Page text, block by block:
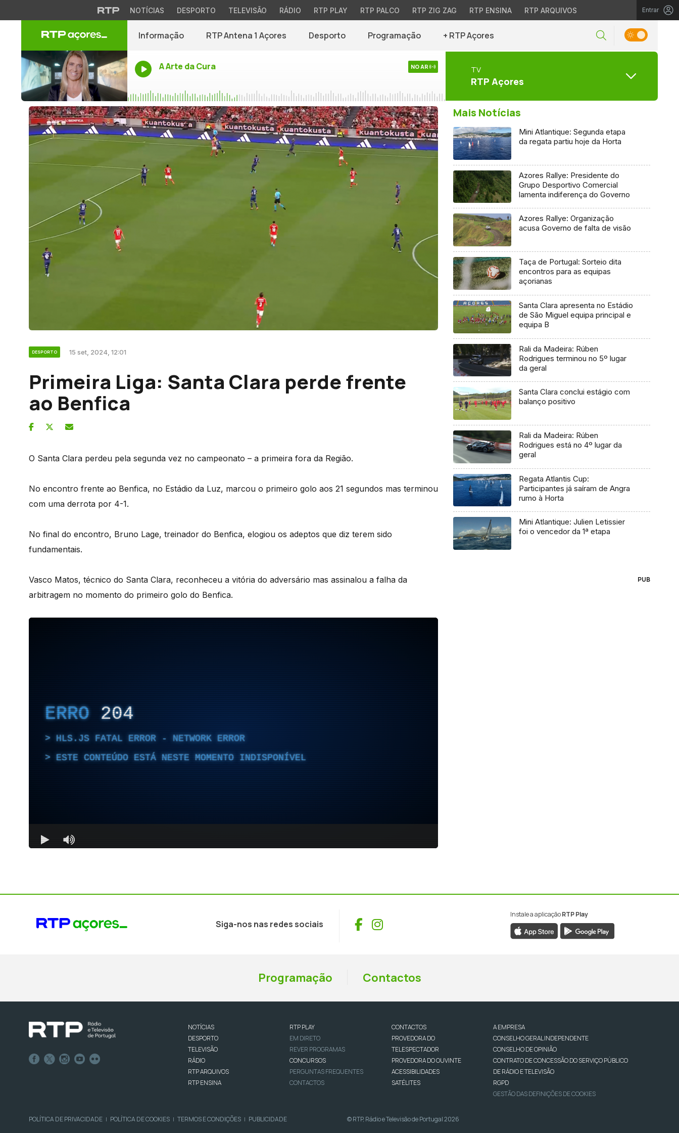
NOTÍCIAS DESPORTO TELEVISÃO RÁDIO RTP PLAY RTP PALCO RTP ZIG ZAG RTP ENSINA RTP ARQUIVOS Entrar
Informação RTP Antena 1 Açores Desporto Programação + RTP Açores
A Arte da Cura NO AR TV
RTP Açores
DESPORTO 15 set, 2024, 12:01
Primeira Liga: Santa Clara perde frente
ao Benfica
O Santa Clara perdeu pela segunda vez no campeonato – a primeira fora da Região.
No encontro frente ao Benfica, no Estádio da Luz, marcou o primeiro golo aos 21 segundos mas terminou
com uma derrota por 4-1.
No final do encontro, Bruno Lage, treinador do Benfica, elogiou os adeptos que diz terem sido
fundamentais.
Vasco Matos, técnico do Santa Clara, reconheceu a vitória do adversário mas assinalou a falha da
arbitragem no momento do primeiro golo do Benfica.
Mais Notícias
Mini Atlantique: Segunda etapa
da regata partiu hoje da Horta
Azores Rallye: Presidente do
Grupo Desportivo Comercial
lamenta indiferença do Governo
Azores Rallye: Organização
acusa Governo de falta de visão
Taça de Portugal: Sorteio dita
encontros para as equipas
açorianas
Santa Clara apresenta no Estádio
de São Miguel equipa principal e
equipa B
Rali da Madeira: Rúben
Rodrigues terminou no 5º lugar
da geral
Santa Clara conclui estágio com
balanço positivo
Rali da Madeira: Rúben
Rodrigues está no 4º lugar da
geral
Regata Atlantis Cup:
Participantes já saíram de Angra
rumo à Horta
Mini Atlantique: Julien Letissier
foi o vencedor da 1ª etapa
PUB
Siga-nos nas redes sociais Facebook
Instagram
Instale a aplicaçãoRTP Play
Programação Contactos
NOTÍCIAS
DESPORTO
TELEVISÃO
RÁDIO
RTP ARQUIVOS
RTP ENSINA
RTP PLAY
EM DIRETO
REVER PROGRAMAS
CONCURSOS
PERGUNTAS FREQUENTES
CONTACTOS
CONTACTOS
PROVEDORA DO
TELESPECTADOR
PROVEDORA DO OUVINTE
ACESSIBILIDADES
SATÉLITES
A EMPRESA
CONSELHO GERAL INDEPENDENTE
CONSELHO DE OPINIÃO
CONTRATO DE CONCESSÃO DO SERVIÇO PÚBLICO
DE RÁDIO E TELEVISÃO
RGPD
GESTÃO DAS DEFINIÇÕES DE COOKIES
POLÍTICA DE PRIVACIDADE | POLÍTICA DE COOKIES | TERMOS E CONDIÇÕES | PUBLICIDADE © RTP, Rádio e Televisão de Portugal 2026